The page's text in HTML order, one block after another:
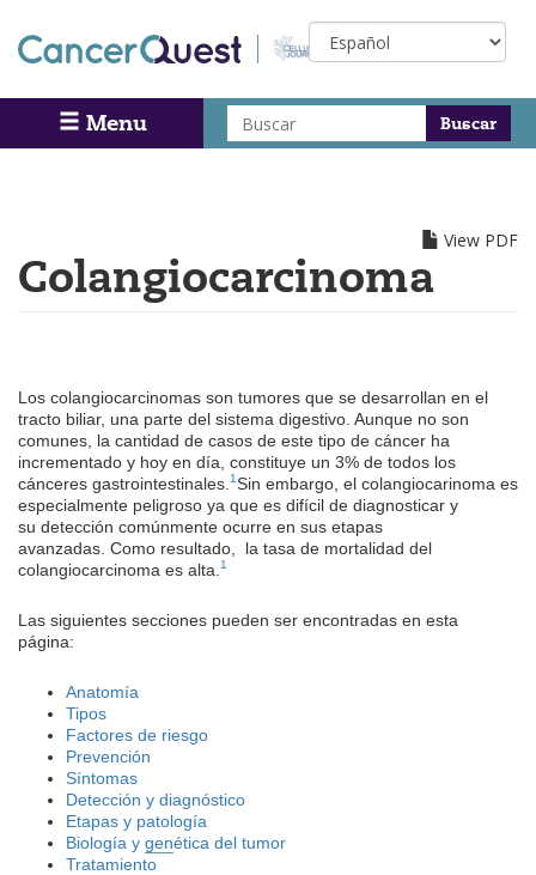
main
content
Select
your
Menu
Search
Buscar
View PDF
Colangiocarcinoma
Los colangiocarcinomas son tumores que se desarrollan en el
tracto biliar, una parte del sistema digestivo. Aunque no son
comunes, la cantidad de casos de este tipo de cáncer ha
incrementado y hoy en día, constituye un 3% de todos los
cánceres gastrointestinales. 1Sin embargo, el colangiocarinoma es
especialmente peligroso ya que es difícil de diagnosticar y
su detección comúnmente ocurre en sus etapas
avanzadas. Como resultado, la tasa de mortalidad del
colangiocarcinoma es alta. 1
Las siguientes secciones pueden ser encontradas en esta
página:
Anatomía
Tipos
Factores de riesgo
Prevención
Síntomas
Detección y diagnóstico
Etapas y patología
Biología y genética del tumor
Tratamiento